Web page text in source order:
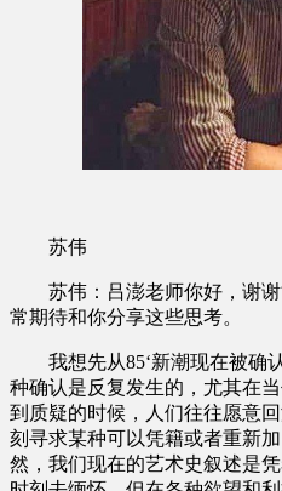
苏伟
苏伟：吕澎老师你好，谢谢
常期待和你分享这些思考。
我想先从85‘新潮现在被确
种确认是反复发生的，尤其在
到质疑的时候，人们往往愿意
刻寻求某种可以凭籍或者重新
然，我们现在的艺术史叙述是